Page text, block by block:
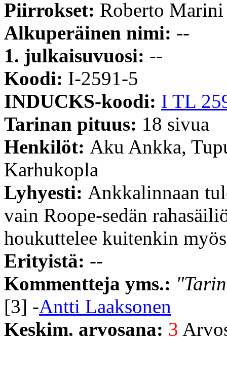
Piirrokset: Roberto Marini
Alkuperäinen nimi: --
1. julkaisuvuosi: --
Koodi: I-2591-5
INDUCKS-koodi: I TL
Tarinan pituus: 18 sivua
Henkilöt: Aku Ankka,
Karhukopla
Lyhyesti: Ankkalinnaan
vain Roope-sedän
houkuttelee kuitenkin
Erityistä: --
Kommentteja yms.:
[3] -Antti Laaksonen
Keskim. arvosana: 3